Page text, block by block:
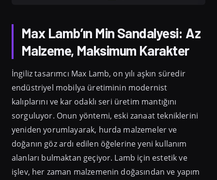
Max Lamb’ın Min Sandalyesi: Az
Malzeme, Maksimum Karakter
İngiliz tasarımcı Max Lamb, on yılı aşkın süredir
endüstriyel mobilya üretiminin modernist
kalıplarını ve kar odaklı seri üretim mantığını
sorguluyor. Onun yöntemi, eski zanaat tekniklerini
yeniden yorumlayarak, hurda malzemeler ve
doğanın göz ardı edilen öğelerine yeni kullanım
alanları bulmaktan geçiyor. Lamb için estetik ve
işlev, her zaman malzemenin doğasından ve yapım